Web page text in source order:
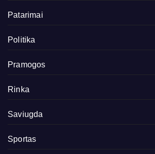
Patarimai
Politika
Pramogos
Rinka
Saviugda
Sportas